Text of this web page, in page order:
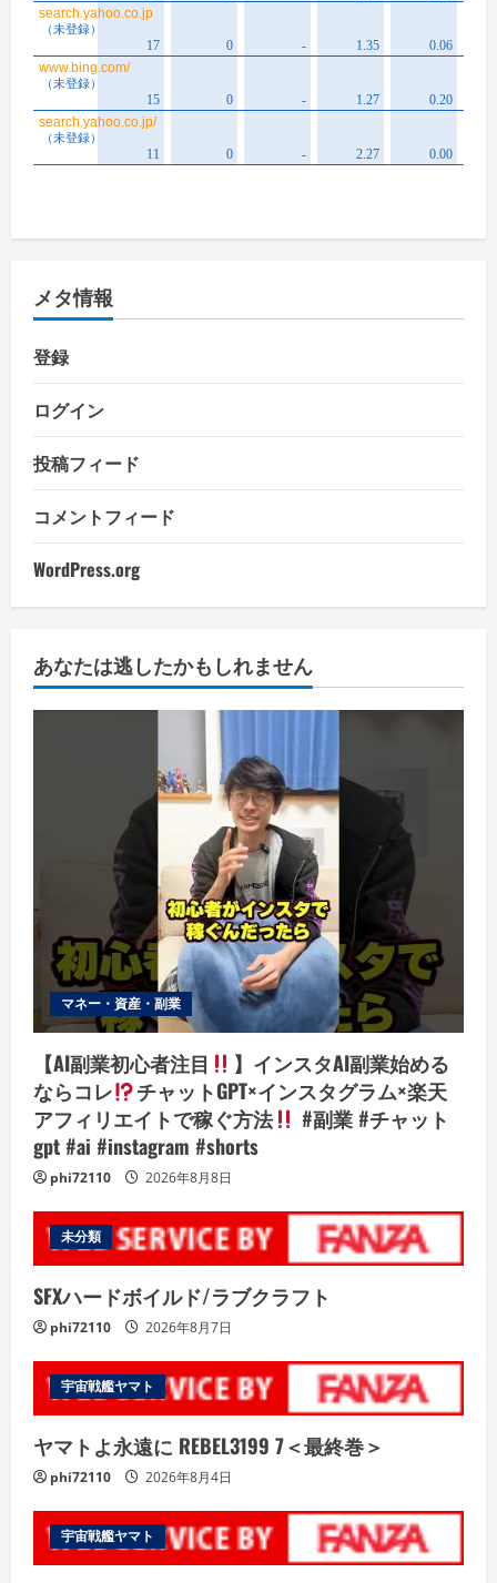
メタ情報
登録
ログイン
投稿フィード
コメントフィード
WordPress.org
あなたは逃したかもしれません
マネー・資産・副業
【AI副業初心者注目
】インスタAI副業始める
ならコレ
チャットGPT×インスタグラム×楽天
アフィリエイトで稼ぐ方法
#副業 #チャット
gpt #ai #instagram #shorts
phi72110 2026年8月8日
未分類
SFXハードボイルド/ラブクラフト
phi72110 2026年8月7日
宇宙戦艦ヤマト
ヤマトよ永遠に REBEL3199 7＜最終巻＞
phi72110 2026年8月4日
宇宙戦艦ヤマト